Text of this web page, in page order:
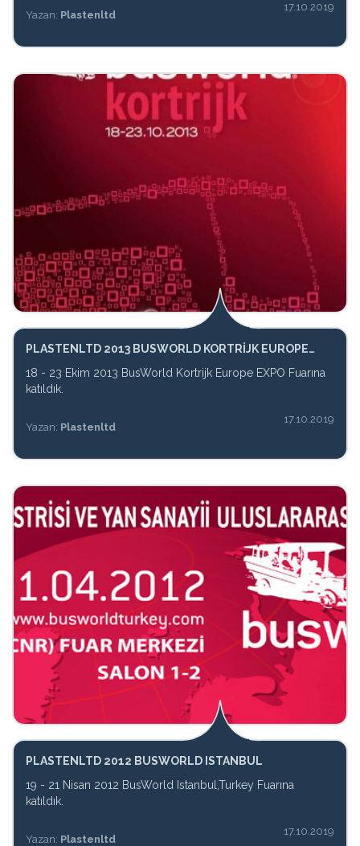
Yazan: Plastenltd
17.10.2019
PLASTENLTD 2013 BUSWORLD KORTRIJK EUROPE
18 - 23 Ekim 2013 BusWorld Kortrijk Europe EXPO Fuarına
katıldık.
Yazan: Plastenltd
17.10.2019
PLASTENLTD 2012 BUSWORLD ISTANBUL
19 - 21 Nisan 2012 BusWorld Istanbul,Turkey Fuarına
katıldık.
Yazan: Plastenltd
17.10.2019